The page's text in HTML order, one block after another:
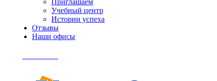
Приглашаем
Учебный центр
Истории успеха
Отзывы
Наши офисы